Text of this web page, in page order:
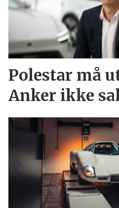
Polestar må
Anker ikke